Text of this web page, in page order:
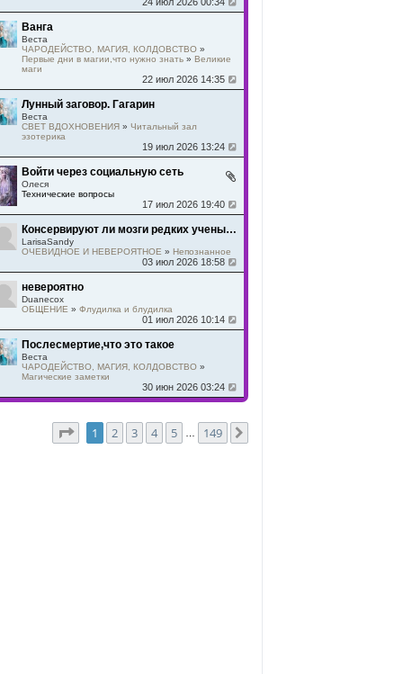
Ванга
Веста
ЧАРОДЕЙСТВО, МАГИЯ, КОЛДОВСТВО »
Первые дни в магии,что нужно знать » Великие
маги
22 июл 2026 14:35
Лунный заговор. Гагарин
Веста
СВЕТ ВДОХНОВЕНИЯ » Читальный зал
эзотерика
19 июл 2026 13:24
Войти через социальную сеть
Олеся
Технические вопросы
17 июл 2026 19:40
Консервируют ли мозги редких ученых, как и зачем-крионика
LarisaSandy
ОЧЕВИДНОЕ И НЕВЕРОЯТНОЕ » Непознанное
03 июл 2026 18:58
невероятно
Duanecox
ОБЩЕНИЕ » Флудилка и блудилка
01 июл 2026 10:14
Послесмертие,что это такое
Веста
ЧАРОДЕЙСТВО, МАГИЯ, КОЛДОВСТВО »
Магические заметки
30 июн 2026 03:24
Страница 1 из149
1 2 3 4 5 149